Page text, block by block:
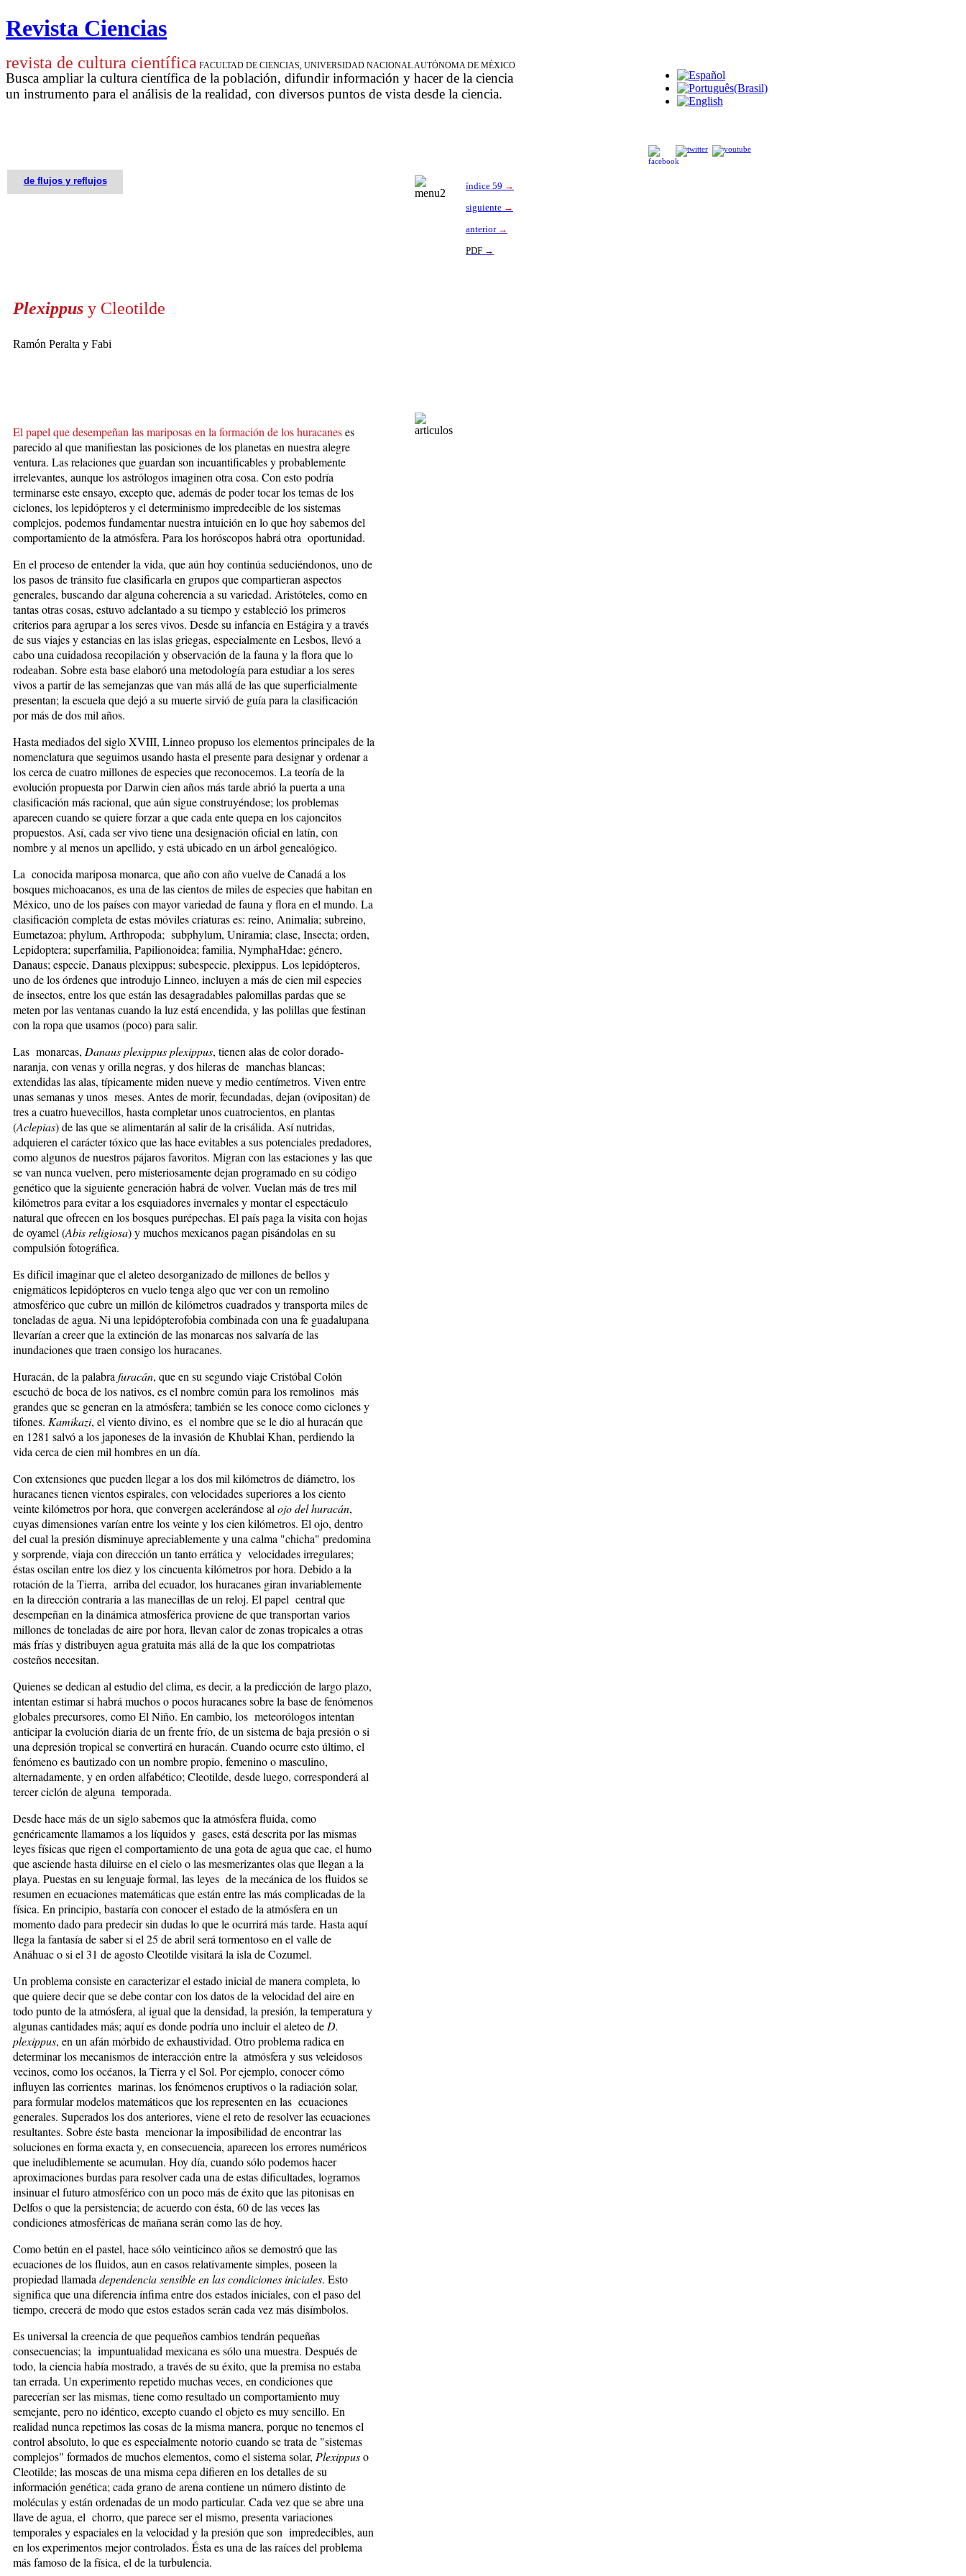
Revista Ciencias
revista de cultura científica FACULTAD DE CIENCIAS, UNIVERSIDAD NACIONAL AUTÓNOMA DE MÉXICO
Busca ampliar la cultura científica de la población, difundir información y hacer de la ciencia
un instrumento para el análisis de la realidad, con diversos puntos de vista desde la ciencia.
de flujos y reflujos índice 59 →
siguiente →
anterior →
PDF →
Plexippus y Cleotilde
Ramón Peralta y Fabi
El papel que desempeñan las mariposas en la formación de los huracaneses
parecido al que manifiestan las posiciones de los planetas en nuestra alegre
ventura. Las relaciones que guardan son incuantificables y probablemente
irrelevantes, aunque los astrólogos imaginen otra cosa. Con esto podría
terminarse este ensayo, excepto que, además de poder tocar los temas de los
ciclones, los lepidópteros y el determinismo impredecible de los sistemas
complejos, podemos fundamentar nuestra intuición en lo que hoy sabemos del
comportamiento de la atmósfera. Para los horóscopos habrá otra oportunidad.
En el proceso de entender la vida, que aún hoy continúa seduciéndonos, uno de
los pasos de tránsito fue clasificarla en grupos que compartieran aspectos
generales, buscando dar alguna coherencia a su variedad. Aristóteles, como en
tantas otras cosas, estuvo adelantado a su tiempo y estableció los primeros
criterios para agrupar a los seres vivos. Desde su infancia en Estágira y a través
de sus viajes y estancias en las islas griegas, especialmente en Lesbos, llevó a
cabo una cuidadosa recopilación y observación de la fauna y la flora que lo
rodeaban. Sobre esta base elaboró una metodología para estudiar a los seres
vivos a partir de las semejanzas que van más allá de las que superficialmente
presentan; la escuela que dejó a su muerte sirvió de guía para la clasificación
por más de dos mil años.
Hasta mediados del siglo XVIII, Linneo propuso los elementos principales de la
nomenclatura que seguimos usando hasta el presente para designar y ordenar a
los cerca de cuatro millones de especies que reconocemos. La teoría de la
evolución propuesta por Darwin cien años más tarde abrió la puerta a una
clasificación más racional, que aún sigue construyéndose; los problemas
aparecen cuando se quiere forzar a que cada ente quepa en los cajoncitos
propuestos. Así, cada ser vivo tiene una designación oficial en latín, con
nombre y al menos un apellido, y está ubicado en un árbol genealógico.
La conocida mariposa monarca, que año con año vuelve de Canadá a los
bosques michoacanos, es una de las cientos de miles de especies que habitan en
México, uno de los países con mayor variedad de fauna y flora en el mundo. La
clasificación completa de estas móviles criaturas es: reino, Animalia; subreino,
Eumetazoa; phylum, Arthropoda; subphylum, Uniramia; clase, Insecta; orden,
Lepidoptera; superfamilia, Papilionoidea; familia, NymphaHdae; género,
Danaus; especie, Danaus plexippus; subespecie, plexippus. Los lepidópteros,
uno de los órdenes que introdujo Linneo, incluyen a más de cien mil especies
de insectos, entre los que están las desagradables palomillas pardas que se
meten por las ventanas cuando la luz está encendida, y las polillas que festinan
con la ropa que usamos (poco) para salir.
Las monarcas, Danaus plexippus plexippus, tienen alas de color dorado-
naranja, con venas y orilla negras, y dos hileras de manchas blancas;
extendidas las alas, típicamente miden nueve y medio centímetros. Viven entre
unas semanas y unos meses. Antes de morir, fecundadas, dejan (ovipositan) de
tres a cuatro huevecillos, hasta completar unos cuatrocientos, en plantas
(Aclepias) de las que se alimentarán al salir de la crisálida. Así nutridas,
adquieren el carácter tóxico que las hace evitables a sus potenciales predadores,
como algunos de nuestros pájaros favoritos. Migran con las estaciones y las que
se van nunca vuelven, pero misteriosamente dejan programado en su código
genético que la siguiente generación habrá de volver. Vuelan más de tres mil
kilómetros para evitar a los esquiadores invernales y montar el espectáculo
natural que ofrecen en los bosques purépechas. El país paga la visita con hojas
de oyamel (Abis religiosa) y muchos mexicanos pagan pisándolas en su
compulsión fotográfica.
Es difícil imaginar que el aleteo desorganizado de millones de bellos y
enigmáticos lepidópteros en vuelo tenga algo que ver con un remolino
atmosférico que cubre un millón de kilómetros cuadrados y transporta miles de
toneladas de agua. Ni una lepidópterofobia combinada con una fe guadalupana
llevarían a creer que la extinción de las monarcas nos salvaría de las
inundaciones que traen consigo los huracanes.
Huracán, de la palabra furacán, que en su segundo viaje Cristóbal Colón
escuchó de boca de los nativos, es el nombre común para los remolinos más
grandes que se generan en la atmósfera; también se les conoce como ciclones y
tifones. Kamikazi, el viento divino, es el nombre que se le dio al huracán que
en 1281 salvó a los japoneses de la invasión de Khublai Khan, perdiendo la
vida cerca de cien mil hombres en un día.
Con extensiones que pueden llegar a los dos mil kilómetros de diámetro, los
huracanes tienen vientos espirales, con velocidades superiores a los ciento
veinte kilómetros por hora, que convergen acelerándose al ojo del huracán,
cuyas dimensiones varían entre los veinte y los cien kilómetros. El ojo, dentro
del cual la presión disminuye apreciablemente y una calma "chicha" predomina
y sorprende, viaja con dirección un tanto errática y velocidades irregulares;
éstas oscilan entre los diez y los cincuenta kilómetros por hora. Debido a la
rotación de la Tierra, arriba del ecuador, los huracanes giran invariablemente
en la dirección contraria a las manecillas de un reloj. El papel central que
desempeñan en la dinámica atmosférica proviene de que transportan varios
millones de toneladas de aire por hora, llevan calor de zonas tropicales a otras
más frías y distribuyen agua gratuita más allá de la que los compatriotas
costeños necesitan.
Quienes se dedican al estudio del clima, es decir, a la predicción de largo plazo,
intentan estimar si habrá muchos o pocos huracanes sobre la base de fenómenos
globales precursores, como El Niño. En cambio, los meteorólogos intentan
anticipar la evolución diaria de un frente frío, de un sistema de baja presión o si
una depresión tropical se convertirá en huracán. Cuando ocurre esto último, el
fenómeno es bautizado con un nombre propio, femenino o masculino,
alternadamente, y en orden alfabético; Cleotilde, desde luego, corresponderá al
tercer ciclón de alguna temporada.
Desde hace más de un siglo sabemos que la atmósfera fluida, como
genéricamente llamamos a los líquidos y gases, está descrita por las mismas
leyes físicas que rigen el comportamiento de una gota de agua que cae, el humo
que asciende hasta diluirse en el cielo o las mesmerizantes olas que llegan a la
playa. Puestas en su lenguaje formal, las leyes de la mecánica de los fluidos se
resumen en ecuaciones matemáticas que están entre las más complicadas de la
física. En principio, bastaría con conocer el estado de la atmósfera en un
momento dado para predecir sin dudas lo que le ocurrirá más tarde. Hasta aquí
llega la fantasía de saber si el 25 de abril será tormentoso en el valle de
Anáhuac o si el 31 de agosto Cleotilde visitará la isla de Cozumel.
Un problema consiste en caracterizar el estado inicial de manera completa, lo
que quiere decir que se debe contar con los datos de la velocidad del aire en
todo punto de la atmósfera, al igual que la densidad, la presión, la temperatura y
algunas cantidades más; aquí es donde podría uno incluir el aleteo de D.
plexippus, en un afán mórbido de exhaustividad. Otro problema radica en
determinar los mecanismos de interacción entre la atmósfera y sus veleidosos
vecinos, como los océanos, la Tierra y el Sol. Por ejemplo, conocer cómo
influyen las corrientes marinas, los fenómenos eruptivos o la radiación solar,
para formular modelos matemáticos que los representen en las ecuaciones
generales. Superados los dos anteriores, viene el reto de resolver las ecuaciones
resultantes. Sobre éste basta mencionar la imposibilidad de encontrar las
soluciones en forma exacta y, en consecuencia, aparecen los errores numéricos
que ineludiblemente se acumulan. Hoy día, cuando sólo podemos hacer
aproximaciones burdas para resolver cada una de estas dificultades, logramos
insinuar el futuro atmosférico con un poco más de éxito que las pitonisas en
Delfos o que la persistencia; de acuerdo con ésta, 60 de las veces las
condiciones atmosféricas de mañana serán como las de hoy.
Como betún en el pastel, hace sólo veinticinco años se demostró que las
ecuaciones de los fluidos, aun en casos relativamente simples, poseen la
propiedad llamada dependencia sensible en las condiciones iniciales. Esto
significa que una diferencia ínfima entre dos estados iniciales, con el paso del
tiempo, crecerá de modo que estos estados serán cada vez más disímbolos.
Es universal la creencia de que pequeños cambios tendrán pequeñas
consecuencias; la impuntualidad mexicana es sólo una muestra. Después de
todo, la ciencia había mostrado, a través de su éxito, que la premisa no estaba
tan errada. Un experimento repetido muchas veces, en condiciones que
parecerían ser las mismas, tiene como resultado un comportamiento muy
semejante, pero no idéntico, excepto cuando el objeto es muy sencillo. En
realidad nunca repetimos las cosas de la misma manera, porque no tenemos el
control absoluto, lo que es especialmente notorio cuando se trata de "sistemas
complejos" formados de muchos elementos, como el sistema solar, Plexippuso
Cleotilde; las moscas de una misma cepa difieren en los detalles de su
información genética; cada grano de arena contiene un número distinto de
moléculas y están ordenadas de un modo particular. Cada vez que se abre una
llave de agua, el chorro, que parece ser el mismo, presenta variaciones
temporales y espaciales en la velocidad y la presión que son impredecibles, aun
en los experimentos mejor controlados. Ésta es una de las raíces del problema
más famoso de la física, el de la turbulencia.